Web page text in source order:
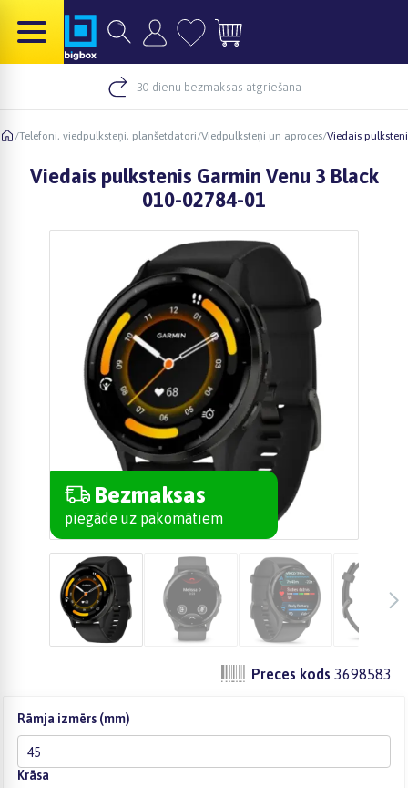
30 dienu bezmaksas atgriešana
/Telefoni, viedpulksteņi, planšetdatori/Viedpulksteņi un aproces/Viedais
Viedais pulkstenis Garmin Venu 3 Black
010-02784-01
Bezmaksas
piegāde uz pakomātiem
Preces kods 3698583
Rāmja izmērs (mm)
45
Krāsa